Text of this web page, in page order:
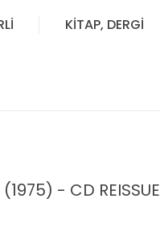
KİTAP, DERGİ
- CD REISSUE